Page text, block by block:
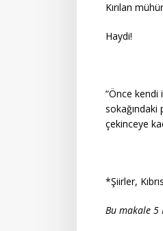
Kırılan
Haydi!
“Önce kendi
sokağındaki
çekinceye
*Şiirler,
Bu makale 5